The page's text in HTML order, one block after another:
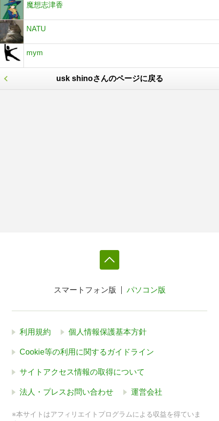
魔想志津香
NATU
mym
usk shinoさんのページに戻る
スマートフォン版 パソコン版
利用規約 個人情報保護基本方針
Cookie等の利用に関するガイドライン
サイトアクセス情報の取得について
法人・プレスお問い合わせ 運営会社
※本サイトはアフィリエイトプログラムによる収益を得ていま